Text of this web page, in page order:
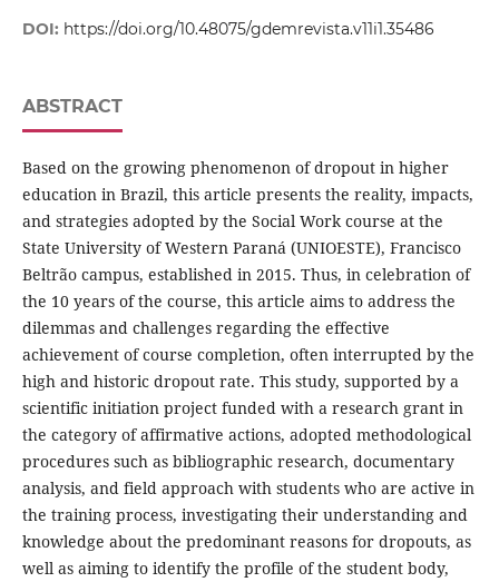
DOI: https://doi.org/10.48075/gdemrevista.v11i1.35486
ABSTRACT
Based on the growing phenomenon of dropout in higher
education in Brazil, this article presents the reality, impacts,
and strategies adopted by the Social Work course at the
State University of Western Paraná (UNIOESTE), Francisco
Beltrão campus, established in 2015. Thus, in celebration of
the 10 years of the course, this article aims to address the
dilemmas and challenges regarding the effective
achievement of course completion, often interrupted by the
high and historic dropout rate. This study, supported by a
scientific initiation project funded with a research grant in
the category of affirmative actions, adopted methodological
procedures such as bibliographic research, documentary
analysis, and field approach with students who are active in
the training process, investigating their understanding and
knowledge about the predominant reasons for dropouts, as
well as aiming to identify the profile of the student body,